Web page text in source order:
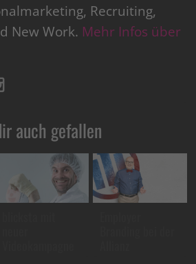
Recruiting,
New Work. Mehr Infos über
auch gefallen